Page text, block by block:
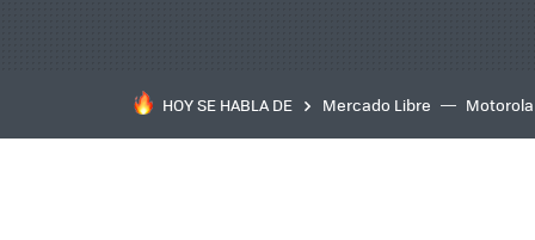
HOY SE HABLA DE Mercado Libre Motorola